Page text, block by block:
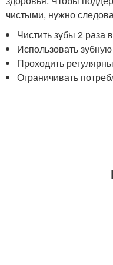
чистыми, нужно
Чистить зубы 2 раза
Использовать
Проходить
Ограничивать